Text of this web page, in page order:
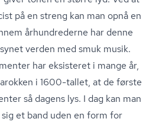
på en streng kan man opnå en
århundrederne har denne
verden med smuk musik.
har eksisteret i mange år,
i 1600-tallet, at de første
så dagens lys. I dag kan man
et band uden en form for